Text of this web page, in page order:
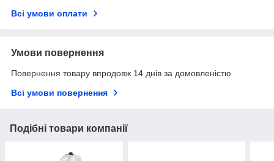
Всі умови оплати
Умови повернення
Повернення товару впродовж 14 днів за домовленістю
Всі умови повернення
Подібні товари компанії